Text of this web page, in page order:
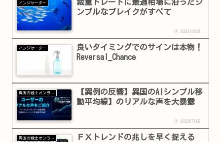
インジケ－タ－
裁量トレードに最適相場に沿ったシ
ンプルなブレイクがすべて
2021/4/29
インジケ－タ－
良いタイミングでのサインは本物！
Reversal_Chance
異国の戦士オンラインショップ
【異例の反響】異国のAIシンプル移
動平均線】のリアルな声を大暴露
2025/7/16
異国の戦士オンラインショップ ＦＸトレンドの兆しを早く捉える